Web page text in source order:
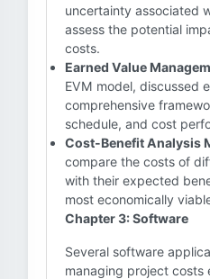
uncertainty associated
assess the potential
costs.
Earned Value
EVM model, discussed
comprehensive
schedule, and cost
Cost-Benefit Analysis
compare the costs of
with their expected
most economically
Chapter 3: Software
Several software
managing project costs